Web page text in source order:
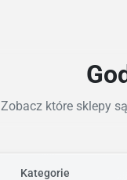
Zobacz które sklepy
Kategorie